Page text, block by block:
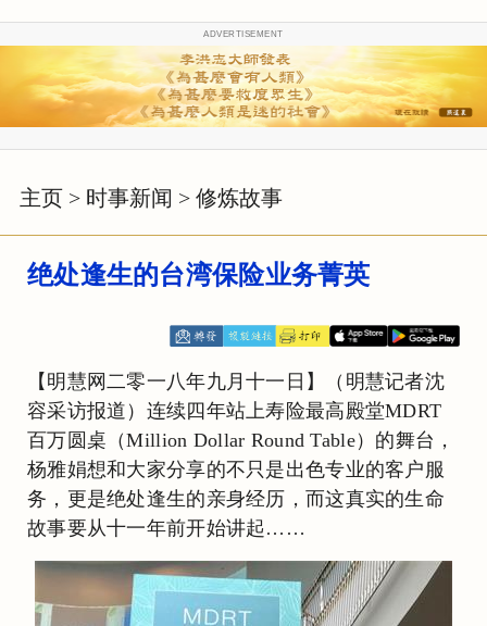
ADVERTISEMENT
主页 > 时事新闻 > 修炼故事
绝处逢生的台湾保险业务菁英
【明慧网二零一八年九月十一日】（明慧记者沈
容采访报道）连续四年站上寿险最高殿堂MDRT
百万圆桌（Million Dollar Round Table）的舞台，
杨雅娟想和大家分享的不只是出色专业的客户服
务，更是绝处逢生的亲身经历，而这真实的生命
故事要从十一年前开始讲起……